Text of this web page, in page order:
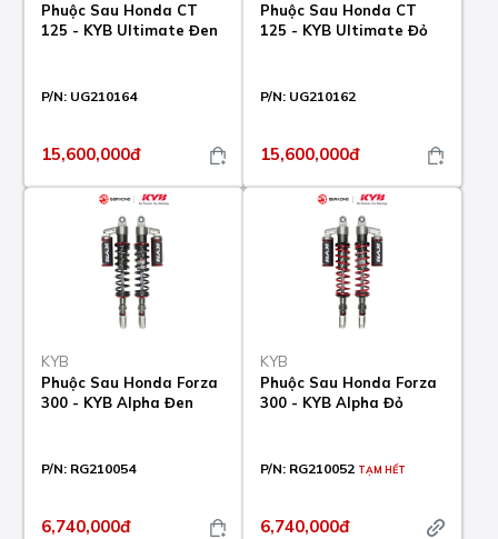
Phuộc Sau Honda CT
125 - KYB Ultimate Đen
P/N: UG210164
15,600,000đ
Phuộc Sau Honda CT
125 - KYB Ultimate Đỏ
P/N: UG210162
15,600,000đ
KYB
Phuộc Sau Honda Forza
300 - KYB Alpha Đen
P/N: RG210054
6,740,000đ
KYB
Phuộc Sau Honda Forza
300 - KYB Alpha Đỏ
P/N: RG210052 TẠM HẾT
6,740,000đ